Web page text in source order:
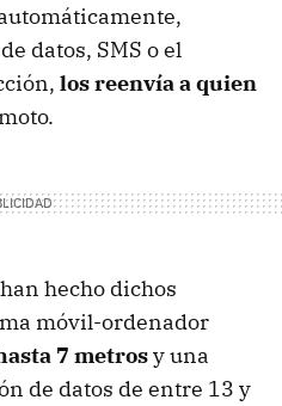
datos, SMS o el
los reenvía a quien
hecho dichos
móvil-ordenador
7 metrosy una
de datos de entre 13 y